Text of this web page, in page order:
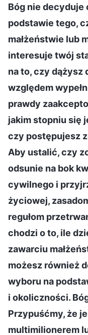
Bóg nie decyduje
podstawie tego,
małżeństwie lub
interesuje twój
na to, czy dążysz
względem
prawdy
jakim stopniu się
czy postępujesz
Aby ustalić, czy
odsunie na bok
cywilnego i
życiowej,
regułom
chodzi o to, ile
zawarciu
możesz również
wyboru na
i okoliczności.
Przypuśćmy, że
multimilionerem